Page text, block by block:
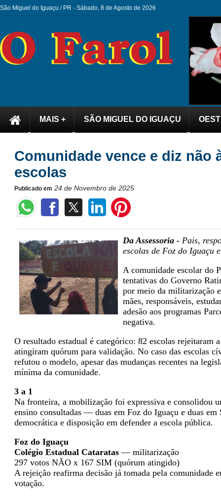
São Miguel do Iguaçu / PR - Sábado, 8 de Agosto de 2026
MAIS + SÃO MIGUEL DO IGUAÇU
Comunidade vence e diz não
escolas
Publicado em 24 de Novembro de 2025
Da Assessoria - Pais,
escolas de Foz do Iguaçu
A comunidade escolar do
tentativas do Governo
por meio da militarização
mães, responsáveis,
adesão aos programas
negativa.
O resultado estadual é categórico: 82 escolas rejeitaram
atingiram quórum para validação. No caso das escolas
refutou o modelo, apesar das mudanças recentes na
mínima da comunidade.
3 a 1
Na fronteira, a mobilização foi expressiva e consolidou
ensino consultadas — duas em Foz do Iguaçu e duas
democrática e disposição em defender a escola pública.
Foz do Iguaçu
Colégio Estadual Cataratas — militarização
297 votos NÃO x 167 SIM (quórum atingido)
A rejeição reafirma decisão já tomada pela comunidade
votação.